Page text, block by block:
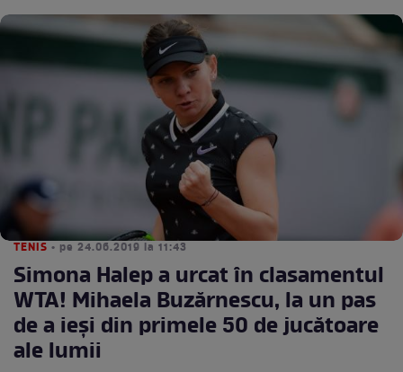
TENIS • pe 24.06.2019 la 11:43
Simona Halep a urcat în clasamentul
WTA! Mihaela Buzărnescu, la un pas
de a ieşi din primele 50 de jucătoare
ale lumii